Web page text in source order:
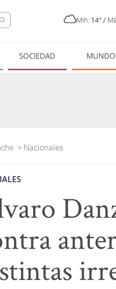
Mín: 14° /
SOCIEDAD MUNDO
> Nacionales